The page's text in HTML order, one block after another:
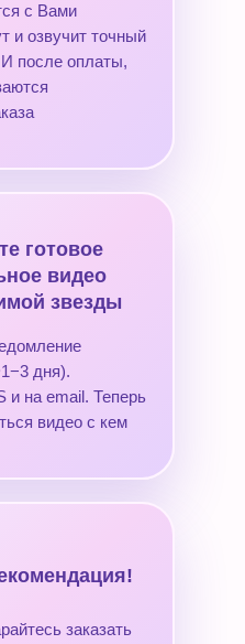
с Вами
и озвучит точный
после оплаты,
дня).
и на email. Теперь
видео с кем
готовое
видео
звезды
заказать